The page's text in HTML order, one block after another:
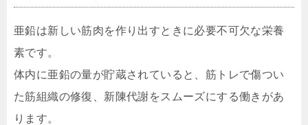
亜鉛は新しい筋肉を作り出すときに必要不可欠な栄養
素です。
体内に亜鉛の量が貯蔵されていると、筋トレで傷つい
た筋組織の修復、新陳代謝をスムーズにする働きがあ
ります。